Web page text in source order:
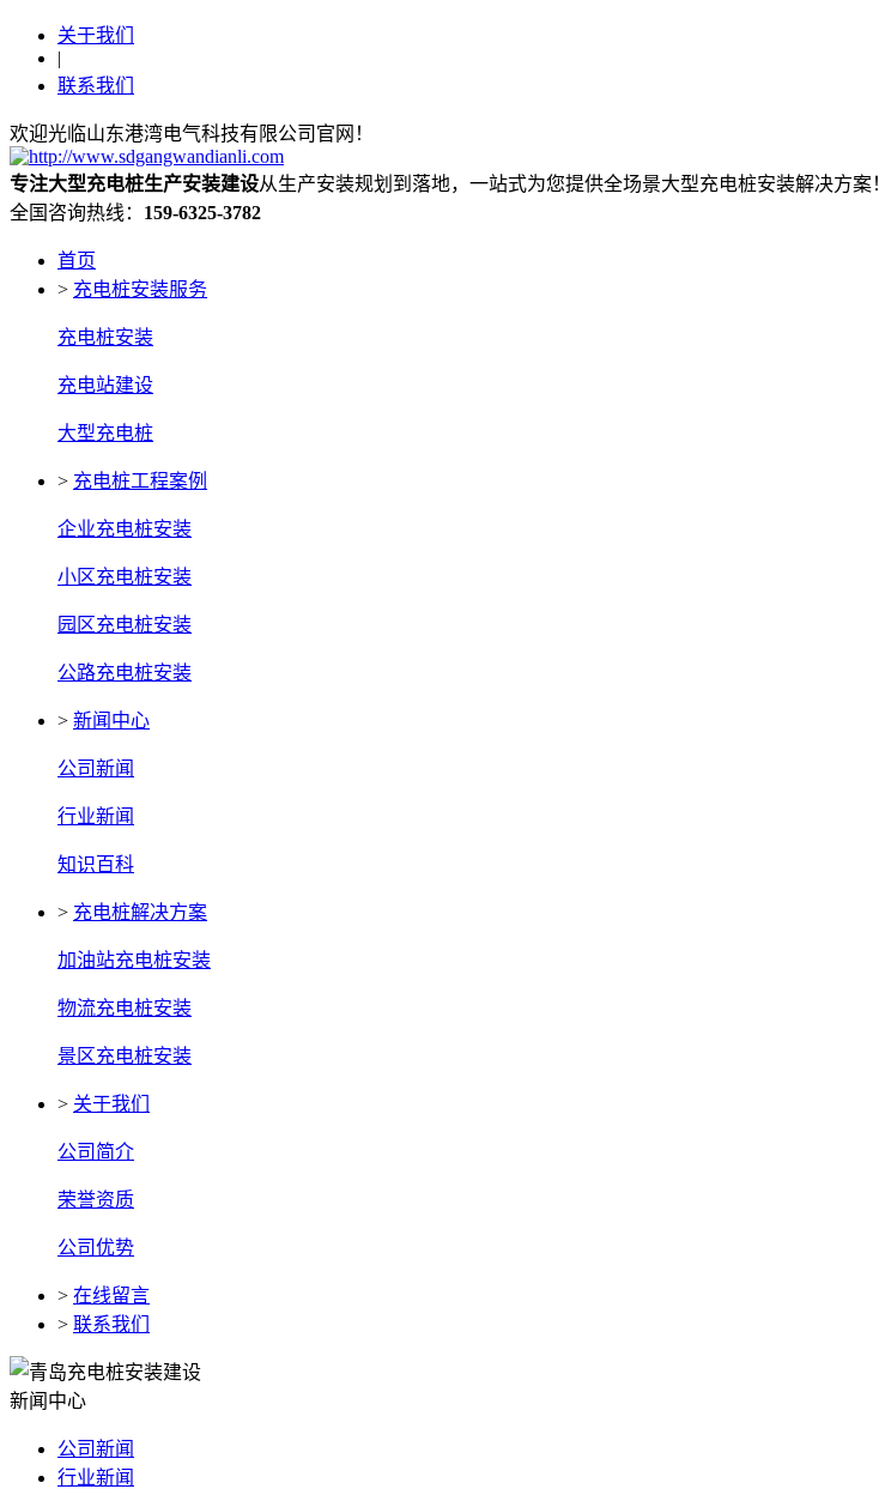
关于我们
|
联系我们
欢迎光临山东港湾电气科技有限公司官网！
专注大型充电桩生产安装建设从生产安装规划到落地，一站式为您提供全场景大型充电桩安装解决方案！
全国咨询热线： 159-6325-3782
首页
> 充电桩安装服务
充电桩安装
充电站建设
大型充电桩
> 充电桩工程案例
企业充电桩安装
小区充电桩安装
园区充电桩安装
公路充电桩安装
> 新闻中心
公司新闻
行业新闻
知识百科
> 充电桩解决方案
加油站充电桩安装
物流充电桩安装
景区充电桩安装
> 关于我们
公司简介
荣誉资质
公司优势
> 在线留言
> 联系我们
新闻中心
公司新闻
行业新闻